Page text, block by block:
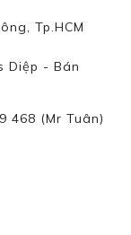
Tp.HCM
Diệp - Bán
468 (Mr Tuân)